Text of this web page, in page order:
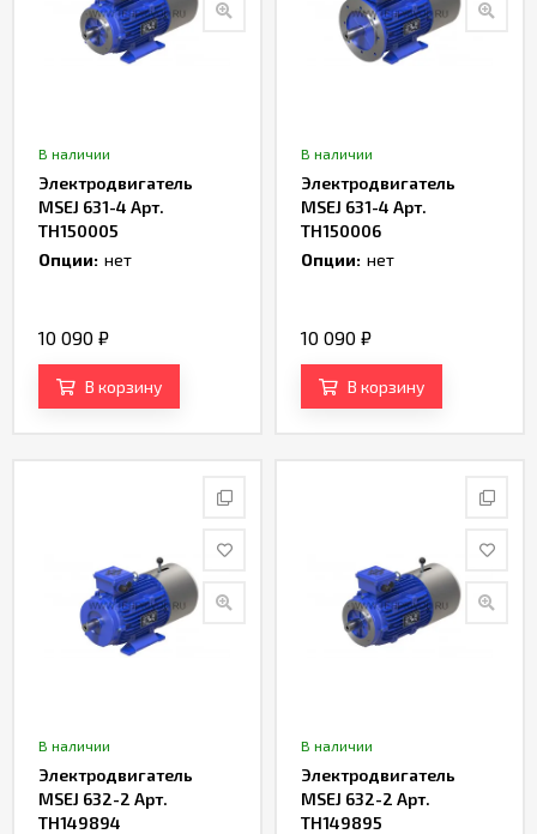
В наличии
Электродвигатель
MSEJ 631-4 Арт.
TH150005
Опции: нет
10 090 ₽
В корзину
В наличии
Электродвигатель
MSEJ 631-4 Арт.
TH150006
Опции: нет
10 090 ₽
В корзину
В наличии
Электродвигатель
MSEJ 632-2 Арт.
TH149894
В наличии
Электродвигатель
MSEJ 632-2 Арт.
TH149895